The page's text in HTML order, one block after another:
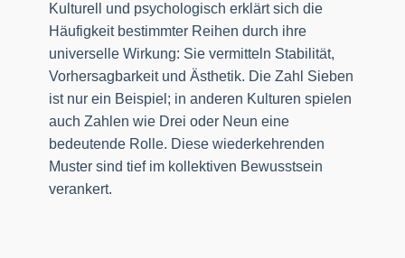
Kulturell und psychologisch erklärt sich die
Häufigkeit bestimmter Reihen durch ihre
universelle Wirkung: Sie vermitteln Stabilität,
Vorhersagbarkeit und Ästhetik. Die Zahl Sieben
ist nur ein Beispiel; in anderen Kulturen spielen
auch Zahlen wie Drei oder Neun eine
bedeutende Rolle. Diese wiederkehrenden
Muster sind tief im kollektiven Bewusstsein
verankert.